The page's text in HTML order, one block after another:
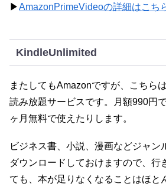
▶AmazonPrimeVideoの詳細はこち
KindleUnlimited
またしてもAmazonですが、こちら
読み放題サービスです。月額990円
ヶ月無料で使えたりします。
ビジネス書、小説、漫画などジャン
ダウンロードしておけますので、行
ても、本が足りなくなることはほと